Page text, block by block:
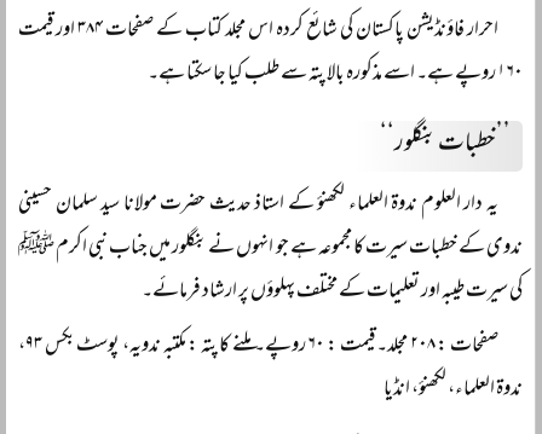
احرار فاؤنڈیشن پاکستان کی شائع کردہ اس مجلد کتاب کے صفحات ۳۸۴ اور قیمت
۱۶۰ روپے ہے۔ اسے مذکورہ بالا پتہ سے طلب کیا جا سکتا ہے۔
’’خطبات بنگلور‘‘
یہ دار العلوم ندوۃ العلماء لکھنؤ کے استاذ حدیث حضرت مولانا سید سلمان حسینی
ندوی کے خطبات سیرت کا مجموعہ ہے جو انہوں نے بنگلور میں جناب نبی اکرم ﷺ
کی سیرت طیبہ اور تعلیمات کے مختلف پہلوؤں پر ارشاد فرمائے۔
صفحات : ۲۰۸ مجلد۔ قیمت : ۶۰ روپے۔ ملنے کا پتہ : مکتبہ ندویہ، پوسٹ بکس ۹۳،
ندوۃ العلماء، لکھنؤ، انڈیا